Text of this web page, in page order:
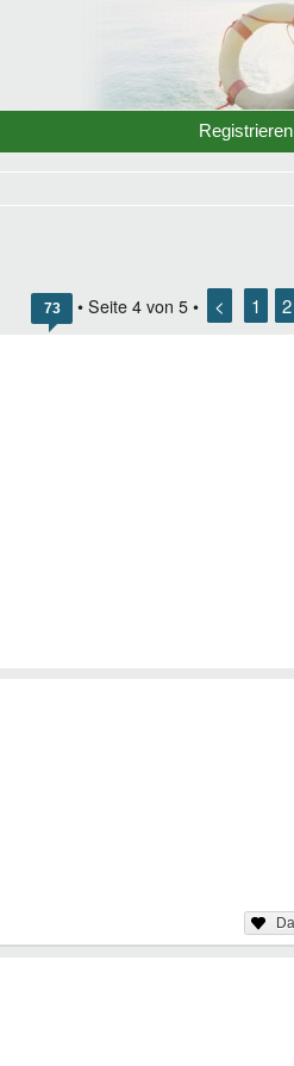
Registrieren
73 • Seite 4 von 5 • < 1 2